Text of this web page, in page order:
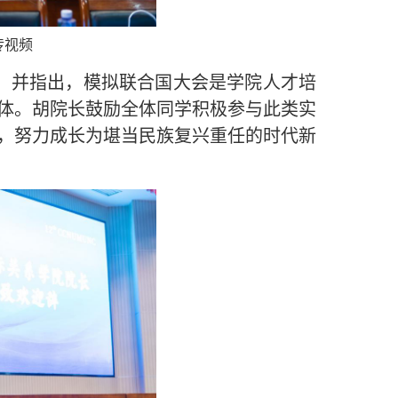
视频
并指出，模拟联合国大会是学院人才培
。胡院长鼓励全体同学积极参与此类实
努力成长为堪当民族复兴重任的时代新